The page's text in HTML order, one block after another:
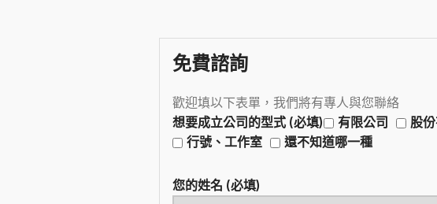
免費諮詢
歡迎填以下表單，我們將有專人與您聯絡
想要成立公司的型式 (必填)
有限公司
股
行號、工作室
還不知道哪一種
您的姓名 (必填)